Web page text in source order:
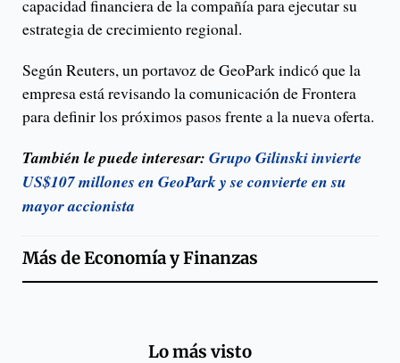
capacidad financiera de la compañía para ejecutar su
estrategia de crecimiento regional.
Según Reuters, un portavoz de GeoPark indicó que la
empresa está revisando la comunicación de Frontera
para definir los próximos pasos frente a la nueva oferta.
También le puede interesar: Grupo Gilinski invierte
US$107 millones en GeoPark y se convierte en su
mayor accionista
Más deEconomía y Finanzas
Lo más visto